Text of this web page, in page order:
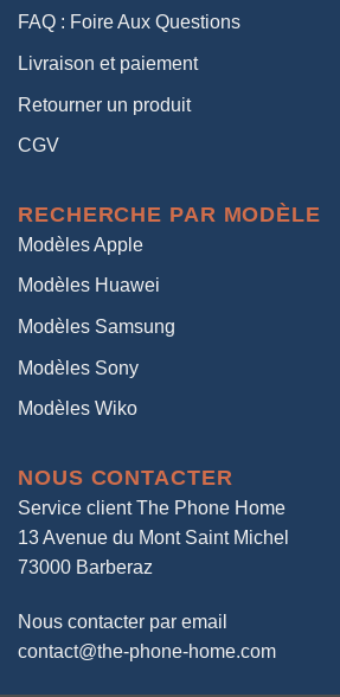
FAQ : Foire Aux Questions
Livraison et paiement
Retourner un produit
CGV
RECHERCHE PAR MODÈLE
Modèles Apple
Modèles Huawei
Modèles Samsung
Modèles Sony
Modèles Wiko
NOUS CONTACTER
Service client The Phone Home
13 Avenue du Mont Saint Michel
73000 Barberaz
Nous contacter par email
contact@the-phone-home.com